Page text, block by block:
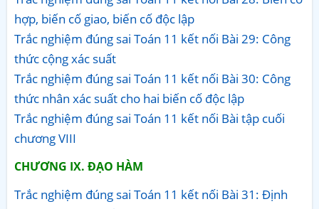
hợp, biến cố giao, biến cố độc lập
Trắc nghiệm đúng sai Toán 11 kết nối Bài 29: Công
thức cộng xác suất
Trắc nghiệm đúng sai Toán 11 kết nối Bài 30: Công
thức nhân xác suất cho hai biến cố độc lập
Trắc nghiệm đúng sai Toán 11 kết nối Bài tập cuối
chương VIII
CHƯƠNG IX. ĐẠO HÀM
Trắc nghiệm đúng sai Toán 11 kết nối Bài 31: Định